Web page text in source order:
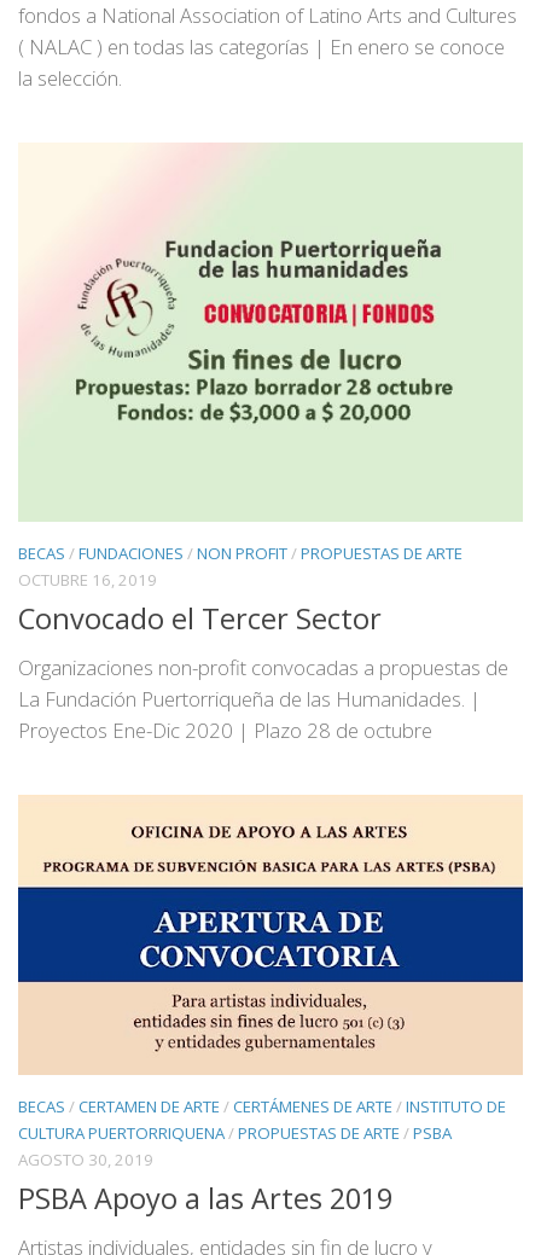
fondos a National Association of Latino Arts and Cultures
( NALAC ) en todas las categorías | En enero se conoce
la selección.
BECAS /FUNDACIONES /NON PROFIT/PROPUESTAS DE ARTE
OCTUBRE 16, 2019
Convocado el Tercer Sector
Organizaciones non-profit convocadas a propuestas de
La Fundación Puertorriqueña de las Humanidades. |
Proyectos Ene-Dic 2020 | Plazo 28 de octubre
BECAS /CERTAMEN DE ARTE /CERTÁMENES DE ARTE /INSTITUTO DE
CULTURA PUERTORRIQUENA/PROPUESTAS DE ARTE /PSBA
AGOSTO 30, 2019
PSBA Apoyo a las Artes 2019
Artistas individuales, entidades sin fin de lucro y